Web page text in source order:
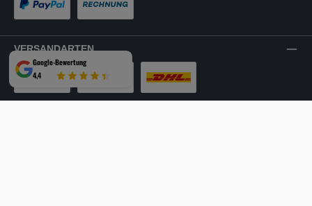
VERSANDARTEN
LKW-Tour Spedition DHL
Google-Bewertung
4,4